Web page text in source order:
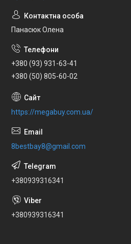
Панасюк Олена
+380 (93) 931-63-41
+380 (50) 805-60-02
https://megabuy.com.ua/
8bestbay8@gmail.com
+380939316341
+380939316341